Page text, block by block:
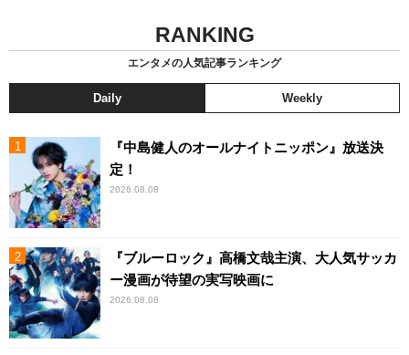
RANKING
エンタメの人気記事ランキング
Daily Weekly
『中島健人のオールナイトニッポン』放送決
定！
2026.08.08
『ブルーロック』高橋文哉主演、大人気サッカ
ー漫画が待望の実写映画に
2026.08.08